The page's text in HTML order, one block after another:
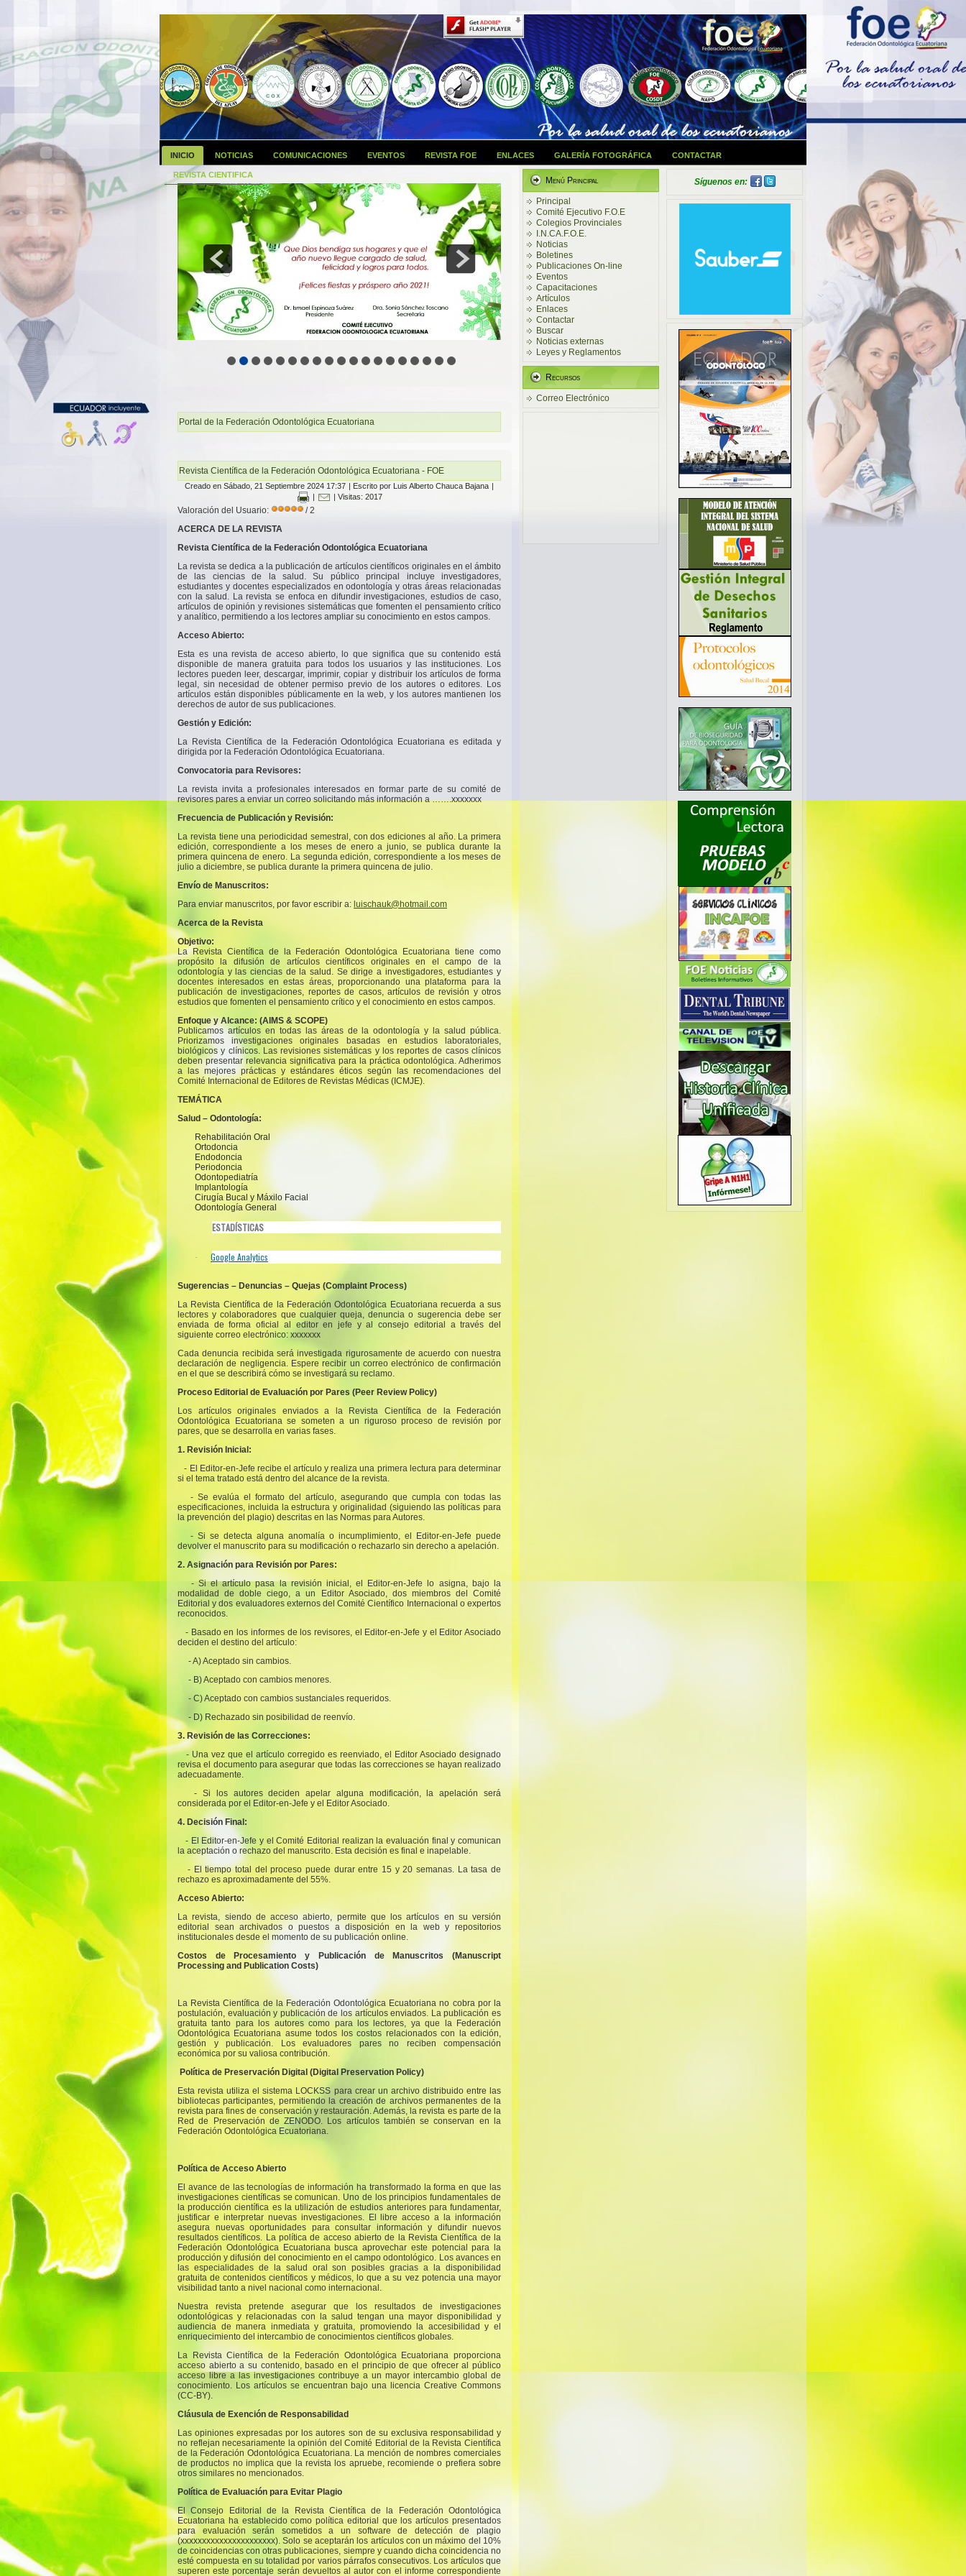
INICIO NOTICIAS COMUNICACIONES EVENTOS REVISTA FOE ENLACES GALERÍA FOTOGRÁFICA CONTACTAR
REVISTA CIENTIFICA
Portal de la Federación Odontológica Ecuatoriana
Revista Científica de la Federación Odontológica Ecuatoriana - FOE
Creado en Sábado, 21 Septiembre 2024 17:37 | Escrito por Luis Alberto Chauca Bajana |
|
| Visitas: 2017
Valoración del Usuario:
/ 2
ACERCA DE LA REVISTA
Revista Científica de la Federación Odontológica Ecuatoriana
La revista se dedica a la publicación de artículos científicos originales en el ámbito
de las ciencias de la salud. Su público principal incluye investigadores,
estudiantes y docentes especializados en odontología y otras áreas relacionadas
con la salud. La revista se enfoca en difundir investigaciones, estudios de caso,
artículos de opinión y revisiones sistemáticas que fomenten el pensamiento crítico
y analítico, permitiendo a los lectores ampliar su conocimiento en estos campos.
Acceso Abierto:
Esta es una revista de acceso abierto, lo que significa que su contenido está
disponible de manera gratuita para todos los usuarios y las instituciones. Los
lectores pueden leer, descargar, imprimir, copiar y distribuir los artículos de forma
legal, sin necesidad de obtener permiso previo de los autores o editores. Los
artículos están disponibles públicamente en la web, y los autores mantienen los
derechos de autor de sus publicaciones.
Gestión y Edición:
La Revista Científica de la Federación Odontológica Ecuatoriana es editada y
dirigida por la Federación Odontológica Ecuatoriana.
Convocatoria para Revisores:
La revista invita a profesionales interesados en formar parte de su comité de
revisores pares a enviar un correo solicitando más información a …….xxxxxxx
Frecuencia de Publicación y Revisión:
La revista tiene una periodicidad semestral, con dos ediciones al año. La primera
edición, correspondiente a los meses de enero a junio, se publica durante la
primera quincena de enero. La segunda edición, correspondiente a los meses de
julio a diciembre, se publica durante la primera quincena de julio.
Envío de Manuscritos:
Para enviar manuscritos, por favor escribir a: luischauk@hotmail.com
Acerca de la Revista
Objetivo:
La Revista Científica de la Federación Odontológica Ecuatoriana tiene como
propósito la difusión de artículos científicos originales en el campo de la
odontología y las ciencias de la salud. Se dirige a investigadores, estudiantes y
docentes interesados en estas áreas, proporcionando una plataforma para la
publicación de investigaciones, reportes de casos, artículos de revisión y otros
estudios que fomenten el pensamiento crítico y el conocimiento en estos campos.
Enfoque y Alcance: (AIMS & SCOPE)
Publicamos artículos en todas las áreas de la odontología y la salud pública.
Priorizamos investigaciones originales basadas en estudios laboratoriales,
biológicos y clínicos. Las revisiones sistemáticas y los reportes de casos clínicos
deben presentar relevancia significativa para la práctica odontológica. Adherimos
a las mejores prácticas y estándares éticos según las recomendaciones del
Comité Internacional de Editores de Revistas Médicas (ICMJE).
TEMÁTICA
Salud – Odontología:
Rehabilitación Oral
Ortodoncia
Endodoncia
Periodoncia
Odontopediatría
Implantología
Cirugía Bucal y Máxilo Facial
Odontología General
ESTADÍSTICAS
· Google Analytics
Sugerencias – Denuncias – Quejas (Complaint Process)
La Revista Científica de la Federación Odontológica Ecuatoriana recuerda a sus
lectores y colaboradores que cualquier queja, denuncia o sugerencia debe ser
enviada de forma oficial al editor en jefe y al consejo editorial a través del
siguiente correo electrónico: xxxxxxx
Cada denuncia recibida será investigada rigurosamente de acuerdo con nuestra
declaración de negligencia. Espere recibir un correo electrónico de confirmación
en el que se describirá cómo se investigará su reclamo.
Proceso Editorial de Evaluación por Pares (Peer Review Policy)
Los artículos originales enviados a la Revista Científica de la Federación
Odontológica Ecuatoriana se someten a un riguroso proceso de revisión por
pares, que se desarrolla en varias fases.
1. Revisión Inicial:
- El Editor-en-Jefe recibe el artículo y realiza una primera lectura para determinar
si el tema tratado está dentro del alcance de la revista.
- Se evalúa el formato del artículo, asegurando que cumpla con todas las
especificaciones, incluida la estructura y originalidad (siguiendo las políticas para
la prevención del plagio) descritas en las Normas para Autores.
- Si se detecta alguna anomalía o incumplimiento, el Editor-en-Jefe puede
devolver el manuscrito para su modificación o rechazarlo sin derecho a apelación.
2. Asignación para Revisión por Pares:
- Si el artículo pasa la revisión inicial, el Editor-en-Jefe lo asigna, bajo la
modalidad de doble ciego, a un Editor Asociado, dos miembros del Comité
Editorial y dos evaluadores externos del Comité Científico Internacional o expertos
reconocidos.
- Basado en los informes de los revisores, el Editor-en-Jefe y el Editor Asociado
deciden el destino del artículo:
- A) Aceptado sin cambios.
- B) Aceptado con cambios menores.
- C) Aceptado con cambios sustanciales requeridos.
- D) Rechazado sin posibilidad de reenvío.
3. Revisión de las Correcciones:
- Una vez que el artículo corregido es reenviado, el Editor Asociado designado
revisa el documento para asegurar que todas las correcciones se hayan realizado
adecuadamente.
- Si los autores deciden apelar alguna modificación, la apelación será
considerada por el Editor-en-Jefe y el Editor Asociado.
4. Decisión Final:
- El Editor-en-Jefe y el Comité Editorial realizan la evaluación final y comunican
la aceptación o rechazo del manuscrito. Esta decisión es final e inapelable.
- El tiempo total del proceso puede durar entre 15 y 20 semanas. La tasa de
rechazo es aproximadamente del 55%.
Acceso Abierto:
La revista, siendo de acceso abierto, permite que los artículos en su versión
editorial sean archivados o puestos a disposición en la web y repositorios
institucionales desde el momento de su publicación online.
Costos de Procesamiento y Publicación de Manuscritos (Manuscript
Processing and Publication Costs)
La Revista Científica de la Federación Odontológica Ecuatoriana no cobra por la
postulación, evaluación y publicación de los artículos enviados. La publicación es
gratuita tanto para los autores como para los lectores, ya que la Federación
Odontológica Ecuatoriana asume todos los costos relacionados con la edición,
gestión y publicación. Los evaluadores pares no reciben compensación
económica por su valiosa contribución.
Política de Preservación Digital (Digital Preservation Policy)
Esta revista utiliza el sistema LOCKSS para crear un archivo distribuido entre las
bibliotecas participantes, permitiendo la creación de archivos permanentes de la
revista para fines de conservación y restauración. Además, la revista es parte de la
Red de Preservación de ZENODO. Los artículos también se conservan en la
Federación Odontológica Ecuatoriana.
Política de Acceso Abierto
El avance de las tecnologías de información ha transformado la forma en que las
investigaciones científicas se comunican. Uno de los principios fundamentales de
la producción científica es la utilización de estudios anteriores para fundamentar,
justificar e interpretar nuevas investigaciones. El libre acceso a la información
asegura nuevas oportunidades para consultar información y difundir nuevos
resultados científicos. La política de acceso abierto de la Revista Científica de la
Federación Odontológica Ecuatoriana busca aprovechar este potencial para la
producción y difusión del conocimiento en el campo odontológico. Los avances en
las especialidades de la salud oral son posibles gracias a la disponibilidad
gratuita de contenidos científicos y médicos, lo que a su vez potencia una mayor
visibilidad tanto a nivel nacional como internacional.
Nuestra revista pretende asegurar que los resultados de investigaciones
odontológicas y relacionadas con la salud tengan una mayor disponibilidad y
audiencia de manera inmediata y gratuita, promoviendo la accesibilidad y el
enriquecimiento del intercambio de conocimientos científicos globales.
La Revista Científica de la Federación Odontológica Ecuatoriana proporciona
acceso abierto a su contenido, basado en el principio de que ofrecer al público
acceso libre a las investigaciones contribuye a un mayor intercambio global de
conocimiento. Los artículos se encuentran bajo una licencia Creative Commons
(CC-BY).
Cláusula de Exención de Responsabilidad
Las opiniones expresadas por los autores son de su exclusiva responsabilidad y
no reflejan necesariamente la opinión del Comité Editorial de la Revista Científica
de la Federación Odontológica Ecuatoriana. La mención de nombres comerciales
de productos no implica que la revista los apruebe, recomiende o prefiera sobre
otros similares no mencionados.
Política de Evaluación para Evitar Plagio
El Consejo Editorial de la Revista Científica de la Federación Odontológica
Ecuatoriana ha establecido como política editorial que los artículos presentados
para evaluación serán sometidos a un software de detección de plagio
(xxxxxxxxxxxxxxxxxxxxxx). Solo se aceptarán los artículos con un máximo del 10%
de coincidencias con otras publicaciones, siempre y cuando dicha coincidencia no
esté compuesta en su totalidad por varios párrafos consecutivos. Los artículos que
superen este porcentaje serán devueltos al autor con el informe correspondiente
Menú Principal
Principal
Comité Ejecutivo F.O.E
Colegios Provinciales
I.N.CA.F.O.E.
Noticias
Boletines
Publicaciones On-line
Eventos
Capacitaciones
Artículos
Enlaces
Contactar
Buscar
Noticias externas
Leyes y Reglamentos
Recursos
Correo Electrónico
Síguenos en: